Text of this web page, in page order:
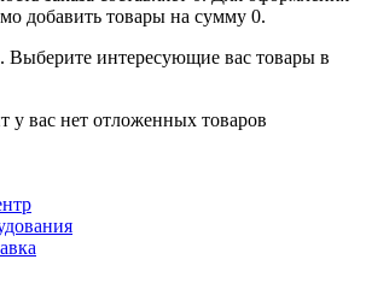
добавить товары на сумму 0.
Выберите интересующие вас товары в
у вас нет отложенных товаров